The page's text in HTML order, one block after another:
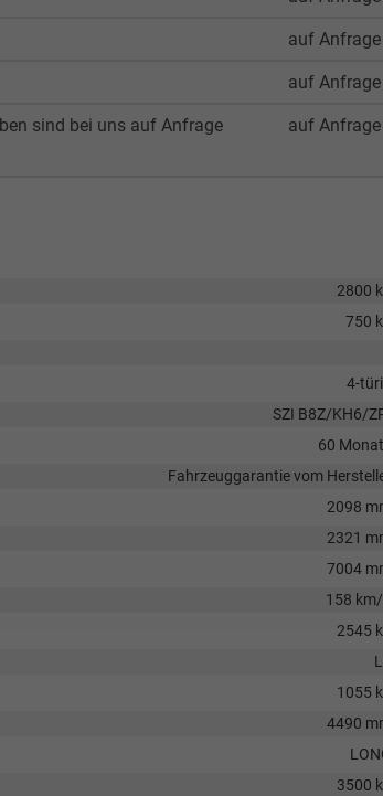
auf Anfrage
auf Anfrage
sind bei uns auf Anfrage
auf Anfrage
2800
750
4-
SZI B8Z/KH6/
60
Fahrzeuggarantie vom
2098
2321
7004
158
2545
1055
4490
3500